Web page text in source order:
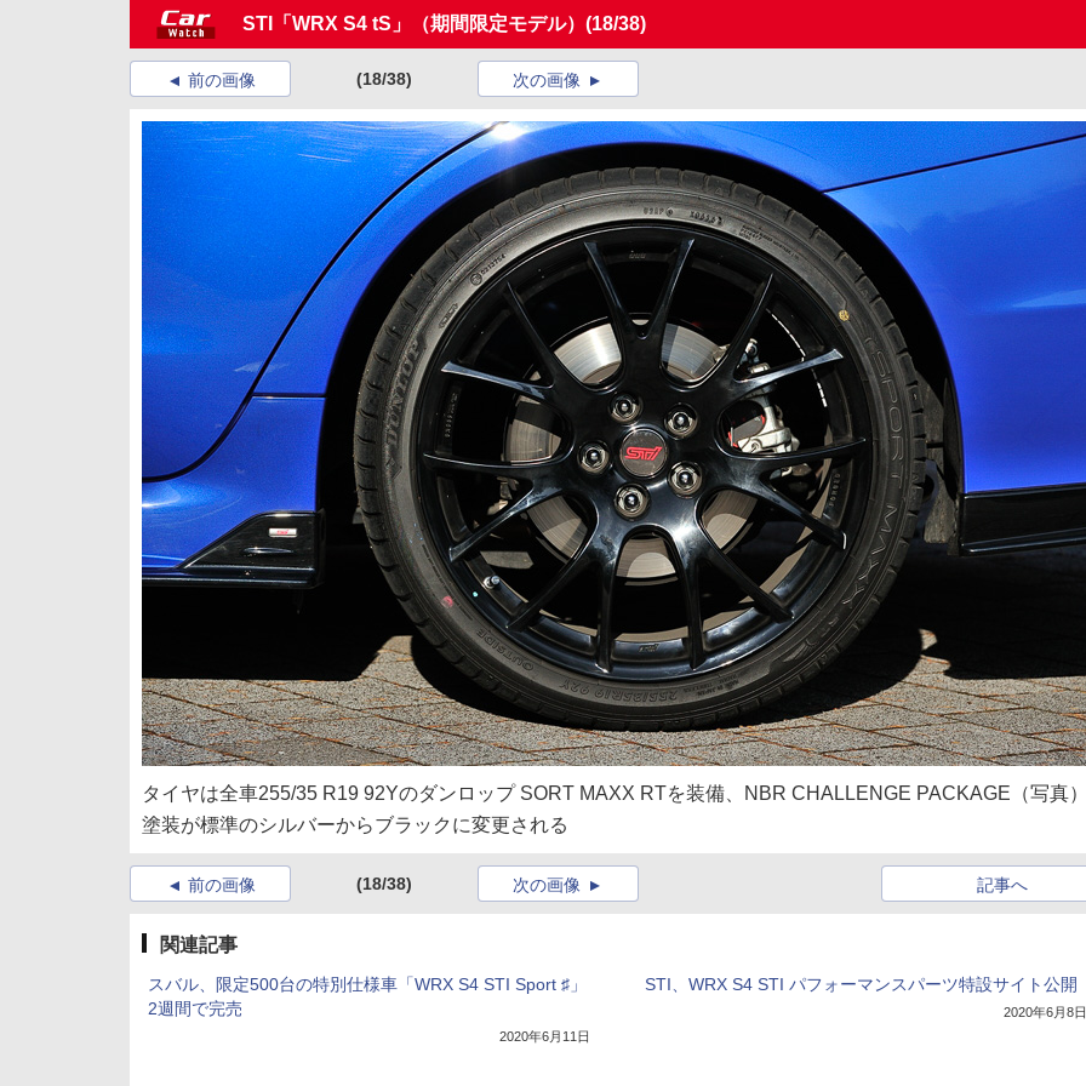
STI「WRX S4 tS」（期間限定モデル） (18/38)
前の画像 (18/38) 次の画像
タイヤは全車255/35 R19 92Yのダンロップ SORT MAXX RTを装備、NBR CHALLENGE PACKAGE（写真
塗装が標準のシルバーからブラックに変更される
前の画像 (18/38) 記事へ
次の画像
関連記事
スバル、限定500台の特別仕様車「WRX S4 STI Sport ♯」
2週間で完売
2020年6月11日
STI、WRX S4 STI パフォーマンスパーツ特設サイト公開
2020年6月8日